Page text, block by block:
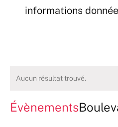
informations
Aucun résultat trouvé.
Évènements